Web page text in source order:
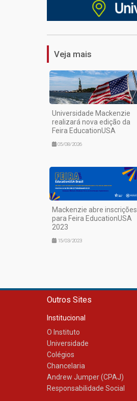
Veja mais
Universidade Mackenzie
realizará nova edição da
Feira EducationUSA
05/08/2026
Mackenzie abre inscrições
para Feira EducationUSA
2023
15/03/2023
Outros Sites
Institucional
O Instituto
Universidade
Colégios
Chancelaria
Andrew Jumper (CPAJ)
Responsabilidade Social